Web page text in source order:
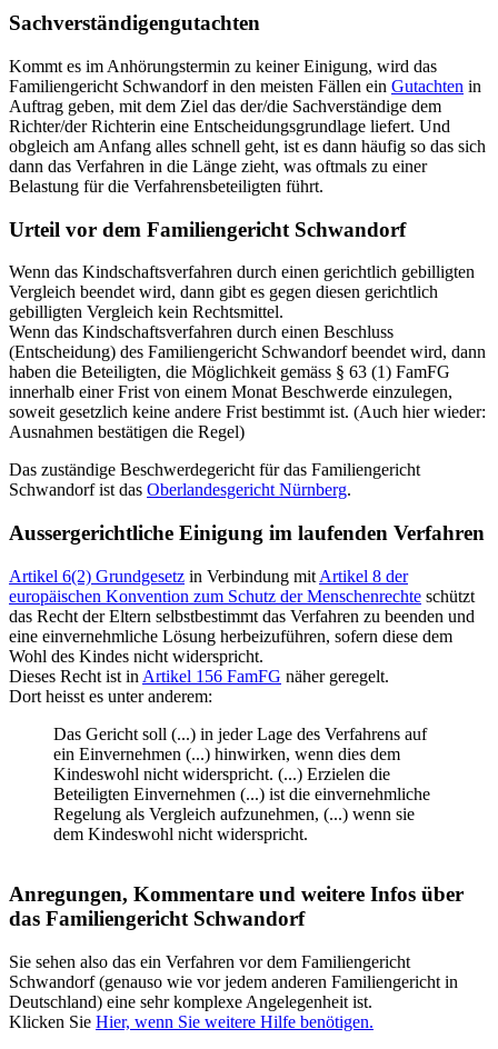
Sachverständigengutachten
Kommt es im Anhörungstermin zu keiner Einigung, wird das
Familiengericht Schwandorf in den meisten Fällen ein Gutachten in
Auftrag geben, mit dem Ziel das der/die Sachverständige dem
Richter/der Richterin eine Entscheidungsgrundlage liefert. Und
obgleich am Anfang alles schnell geht, ist es dann häufig so das sich
dann das Verfahren in die Länge zieht, was oftmals zu einer
Belastung für die Verfahrensbeteiligten führt.
Urteil vor dem Familiengericht Schwandorf
Wenn das Kindschaftsverfahren durch einen gerichtlich gebilligten
Vergleich beendet wird, dann gibt es gegen diesen gerichtlich
gebilligten Vergleich kein Rechtsmittel.
Wenn das Kindschaftsverfahren durch einen Beschluss
(Entscheidung) des Familiengericht Schwandorf beendet wird, dann
haben die Beteiligten, die Möglichkeit gemäss § 63 (1) FamFG
innerhalb einer Frist von einem Monat Beschwerde einzulegen,
soweit gesetzlich keine andere Frist bestimmt ist. (Auch hier wieder:
Ausnahmen bestätigen die Regel)
Das zuständige Beschwerdegericht für das Familiengericht
Schwandorf ist das Oberlandesgericht Nürnberg.
Aussergerichtliche Einigung im laufenden Verfahren
Artikel 6(2) Grundgesetz in Verbindung mit Artikel 8 der
europäischen Konvention zum Schutz der Menschenrechte schützt
das Recht der Eltern selbstbestimmt das Verfahren zu beenden und
eine einvernehmliche Lösung herbeizuführen, sofern diese dem
Wohl des Kindes nicht widerspricht.
Dieses Recht ist in Artikel 156 FamFG näher geregelt.
Dort heisst es unter anderem:
Das Gericht soll (...) in jeder Lage des Verfahrens auf
ein Einvernehmen (...) hinwirken, wenn dies dem
Kindeswohl nicht widerspricht. (...) Erzielen die
Beteiligten Einvernehmen (...) ist die einvernehmliche
Regelung als Vergleich aufzunehmen, (...) wenn sie
dem Kindeswohl nicht widerspricht.
Anregungen, Kommentare und weitere Infos über
das Familiengericht Schwandorf
Sie sehen also das ein Verfahren vor dem Familiengericht
Schwandorf (genauso wie vor jedem anderen Familiengericht in
Deutschland) eine sehr komplexe Angelegenheit ist.
Klicken Sie Hier, wenn Sie weitere Hilfe benötigen.